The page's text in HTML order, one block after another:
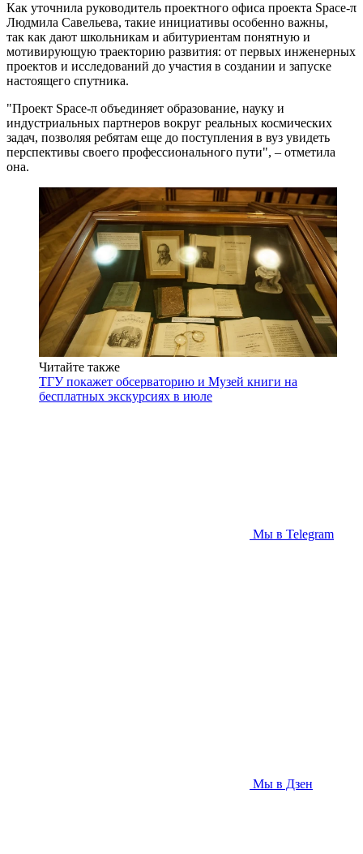
Как уточнила руководитель проектного офиса проекта Space-π
Людмила Савельева, такие инициативы особенно важны,
так как дают школьникам и абитуриентам понятную и
мотивирующую траекторию развития: от первых инженерных
проектов и исследований до участия в создании и запуске
настоящего спутника.
"Проект Space-π объединяет образование, науку и
индустриальных партнеров вокруг реальных космических
задач, позволяя ребятам еще до поступления в вуз увидеть
перспективы своего профессионального пути", – отметила
она.
Читайте также
ТГУ покажет обсерваторию и Музей книги на
бесплатных экскурсиях в июле
Мы в Telegram
Мы в Дзен